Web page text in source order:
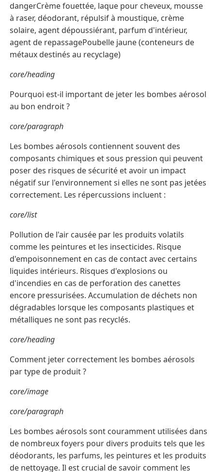
dangerCrème fouettée, laque pour cheveux, mousse
à raser, déodorant, répulsif à moustique, crème
solaire, agent dépoussiérant, parfum d'intérieur,
agent de repassagePoubelle jaune (conteneurs de
métaux destinés au recyclage)
core/heading
Pourquoi est-il important de jeter les bombes aérosol
au bon endroit ?
core/paragraph
Les bombes aérosols contiennent souvent des
composants chimiques et sous pression qui peuvent
poser des risques de sécurité et avoir un impact
négatif sur l'environnement si elles ne sont pas jetées
correctement. Les répercussions incluent :
core/list
Pollution de l'air causée par les produits volatils
comme les peintures et les insecticides. Risque
d'empoisonnement en cas de contact avec certains
liquides intérieurs. Risques d'explosions ou
d'incendies en cas de perforation des canettes
encore pressurisées. Accumulation de déchets non
dégradables lorsque les composants plastiques et
métalliques ne sont pas recyclés.
core/heading
Comment jeter correctement les bombes aérosols
par type de produit ?
core/image
core/paragraph
Les bombes aérosols sont couramment utilisées dans
de nombreux foyers pour divers produits tels que les
déodorants, les parfums, les peintures et les produits
de nettoyage. Il est crucial de savoir comment les